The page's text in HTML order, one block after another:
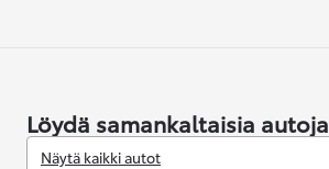
Löydä samankaltaisia autoja
Näytä kaikki autot